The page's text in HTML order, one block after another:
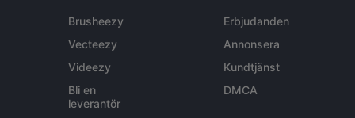
Brusheezy
Vecteezy
Videezy
Bli en
leverantör
Erbjudanden
Annonsera
Kundtjänst
DMCA